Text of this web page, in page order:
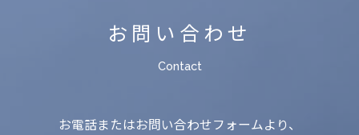
お問い合わせ
Contact
お電話またはお問い合わせフォームより、